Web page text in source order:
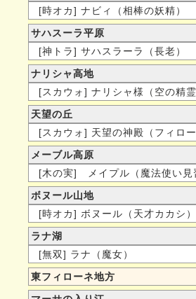
[時オカ] ナビィ（相棒の妖精）
サハスーラ平原
[神トラ] サハスラーラ（長老）
ナリシャ高地
[スカウォ] ナリシャ様（空の精霊
天望の丘
[スカウォ] 天望の神殿（フィロ
メーブル高原
[木の実] メイプル（魔法使い見
ボヌール山地
[時オカ] ボヌール（天才カカシ）
ラナ湖
[無双] ラナ（魔女）
東フィローネ地方